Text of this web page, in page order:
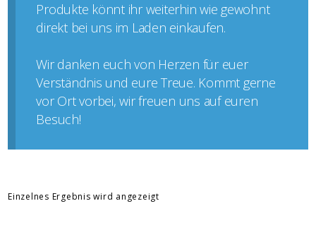
Produkte könnt ihr weiterhin wie gewohnt
direkt bei uns im Laden einkaufen.
Wir danken euch von Herzen für euer
Verständnis und eure Treue. Kommt gerne
vor Ort vorbei, wir freuen uns auf euren
Besuch!
Einzelnes Ergebnis wird angezeigt